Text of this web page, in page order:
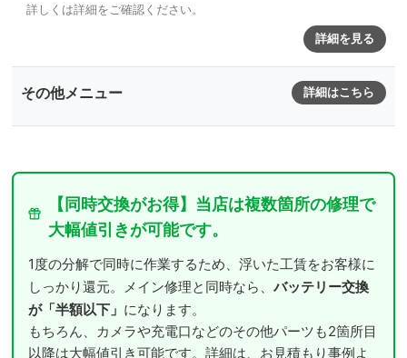
詳しくは詳細をご確認ください。
詳細を見る
その他メニュー 詳細はこちら
【同時交換がお得】当店は複数箇所の修理で
大幅値引きが可能です。
1度の分解で同時に作業するため、浮いた工賃をお客様に
しっかり還元。メイン修理と同時なら、 バッテリー交換
が「半額以下」 になります。
もちろん、カメラや充電口などのその他パーツも2箇所目
以降は大幅値引き可能です。詳細は、お見積もり事例よ